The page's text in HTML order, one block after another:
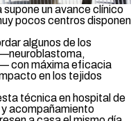
un avance clínico
pocos centros disponen
algunos de los
con máxima eficacia
en los tejidos
técnica en hospital de
acompañamiento